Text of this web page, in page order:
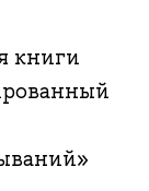
книги